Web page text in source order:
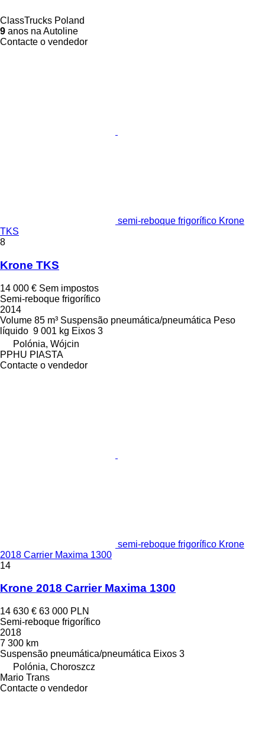
ClassTrucks Poland
9 anos na Autoline
Contacte o vendedor
semi-reboque frigorífico Krone
TKS
8
Krone TKS
14 000 € Sem impostos
Semi-reboque frigorífico
2014
Volume 85 m³ Suspensão pneumática/pneumática Peso
líquido 9 001 kg Eixos 3
Polónia, Wójcin
PPHU PIASTA
Contacte o vendedor
semi-reboque frigorífico Krone
2018 Carrier Maxima 1300
14
Krone 2018 Carrier Maxima 1300
14 630 € 63 000 PLN
Semi-reboque frigorífico
2018
7 300 km
Suspensão pneumática/pneumática Eixos 3
Polónia, Choroszcz
Mario Trans
Contacte o vendedor